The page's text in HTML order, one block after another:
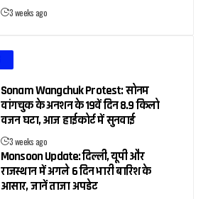
3 weeks ago
Sonam Wangchuk Protest: सोनम
वांगचुक के अनशन के 19वें दिन 8.9 किलो
वजन घटा, आज हाईकोर्ट में सुनवाई
3 weeks ago
Monsoon Update: दिल्ली, यूपी और
राजस्थान में अगले 6 दिन भारी बारिश के
आसार, जानें ताजा अपडेट